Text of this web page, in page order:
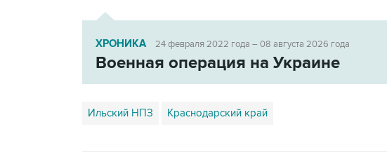
ХРОНИКА 24 февраля 2022 года – 08 августа 2026 года
Военная операция на Украине
Ильский НПЗ Краснодарский край